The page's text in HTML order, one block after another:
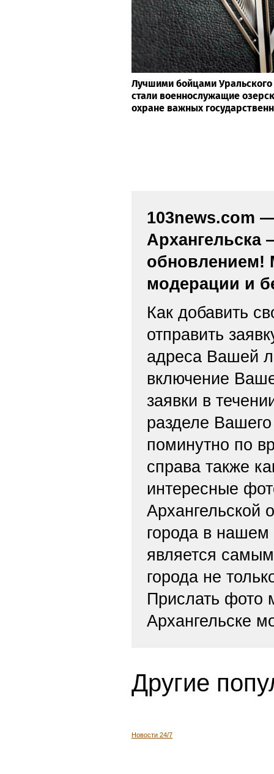
Лучшими бойцами Уральского
стали военнослужащие
охране важных
103news.com
обновлением!
модерации и
Как добавить
отправить
адреса Вашей
включение
заявки в
разделе
поминутно по
справа также
интересные
Архангельской
города в нашем
является
города не
Прислать фото
Архангельске
Другие
Новости 24/7